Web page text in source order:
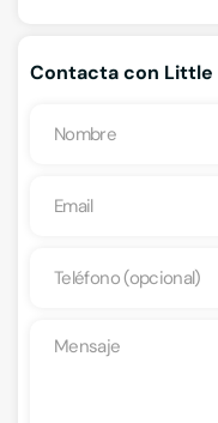
Contacta con Little